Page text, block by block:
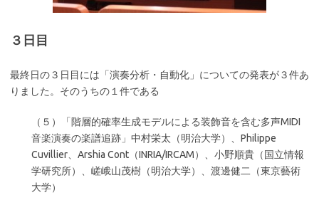
３日目
最終日の３日目には「演奏分析・自動化」についての発表が３件あ
りました。そのうちの１件である
（５）「階層的確率生成モデルによる装飾音を含む多声MIDI
音楽演奏の楽譜追跡」中村栄太（明治大学）、Philippe
Cuvillier、Arshia Cont（INRIA/IRCAM）、小野順貴（国立情報
学研究所）、嵯峨山茂樹（明治大学）、渡邊健二（東京藝術
大学）